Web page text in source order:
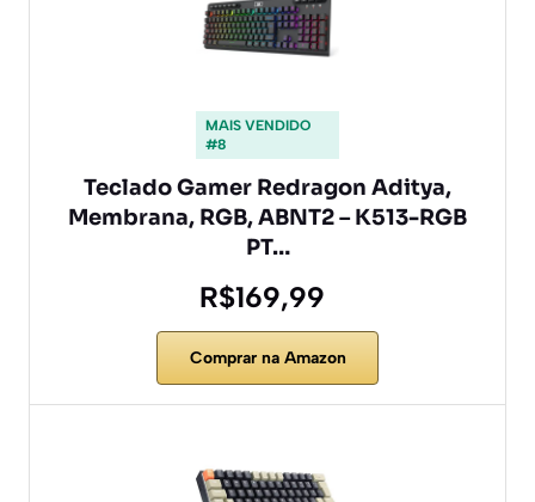
MAIS VENDIDO
#8
Teclado Gamer Redragon Aditya,
Membrana, RGB, ABNT2 – K513-RGB
PT…
R$169,99
Comprar na Amazon